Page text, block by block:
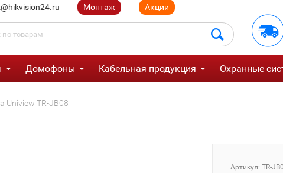
Монтаж Акции
Домофоны Кабельная продукция Охранные
Uniview TR-JB08
Артикул: TR-